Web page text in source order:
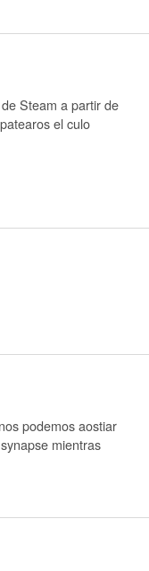
Steam a partir de
el culo
podemos aostiar
mientras